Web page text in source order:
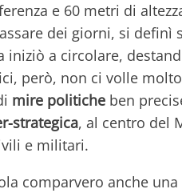
e 60 metri di
dei giorni, si definì
iniziò a circolare,
però, non ci volle
mire politiche ben
strategica, al centro del
e militari.
comparvero anche una